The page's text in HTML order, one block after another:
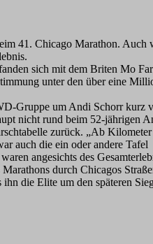
41. Chicago Marathon. Auch
sich mit dem Briten Mo
unter den über eine
Gruppe um Andi Schorr kurz
nicht rund beim 52-jährigen
zurück. „Ab
auch die ein oder andere Tafel
angesichts des
durch Chicagos
die Elite um den späteren